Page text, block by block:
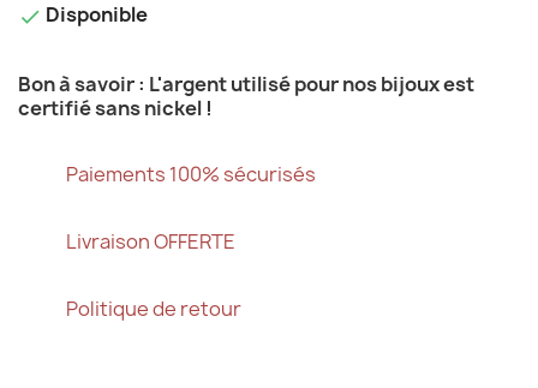
 Disponible
Bon à savoir : L'argent utilisé pour nos bijoux est
certifié sans nickel !
Paiements 100% sécurisés
Livraison OFFERTE
Politique de retour